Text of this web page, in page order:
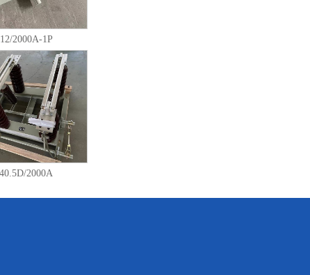
2000A-1P
2000A